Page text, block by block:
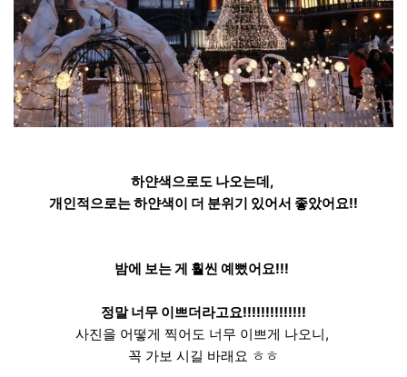
하얀색으로도 나오는데,
개인적으로는 하얀색이 더 분위기 있어서 좋았어요!!
밤에 보는 게 훨씬 예뻤어요!!!
정말 너무 이쁘더라고요!!!!!!!!!!!!!!
사진을 어떻게 찍어도 너무 이쁘게 나오니,
꼭 가보 시길 바래요 ㅎㅎ